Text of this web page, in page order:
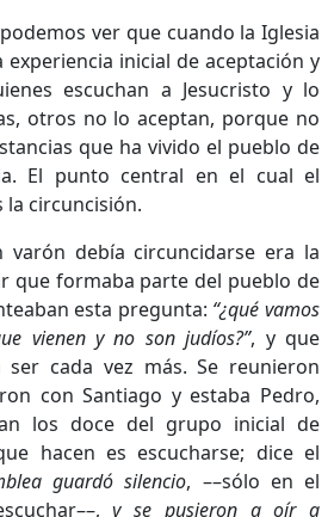
ver que cuando la Iglesia
inicial de aceptación y
escuchan a Jesucristo y lo
otros no lo aceptan, porque no
que ha vivido el pueblo de
El punto central en el cual el
la circuncisión.
varón debía circuncidarse era la
que formaba parte del pueblo de
esta pregunta: “¿qué vamos
vienen y no son judíos?”, y que
ser cada vez más. Se reunieron
con Santiago y estaba Pedro,
los doce del grupo inicial de
hacen es escucharse; dice el
guardó silencio, ––sólo en el
y se pusieron a oír a